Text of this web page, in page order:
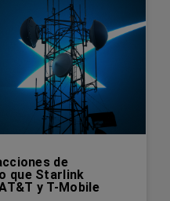
de
que Starlink
y T-Mobile